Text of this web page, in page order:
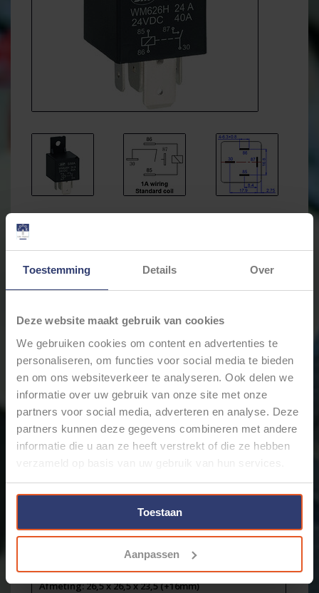
Toestemming Details Over
Deze website maakt gebruik van cookies
We gebruiken cookies om content en advertenties te
personaliseren, om functies voor social media te bieden
en om ons websiteverkeer te analyseren. Ook delen we
informatie over uw gebruik van onze site met onze
partners voor social media, adverteren en analyse. Deze
partners kunnen deze gegevens combineren met andere
informatie die u aan ze heeft verstrekt of die ze hebben
verzameld op basis van uw gebruik van hun services.
Toestaan
Aanpassen
Levertijd: Bestellingen op ma. t/m vrij. voor 17:00 worden
dezelfde dag verstuurd.
- Toevoegen aan winkelwagen
Email ons over dit product
Aan verlanglijst toevoegen
Toevoegen om te vergelijken
Afdrukken
RE626HA24B
Voorraad:
69
Autorelais 4-Pins - 24V - 40A. - 1,6W - Standaard coil -
Afmeting: 26,5 x 26,5 x 23,5 (+16mm)